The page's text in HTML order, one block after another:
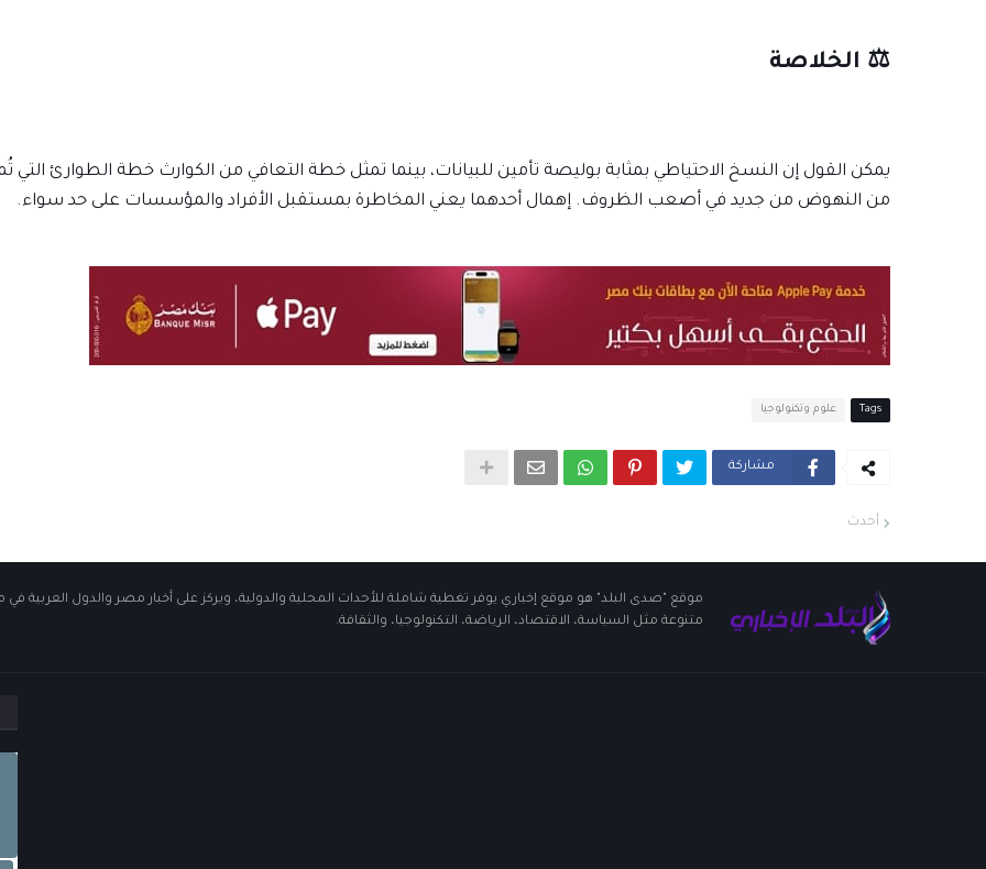
⚖️ الخلاصة
يمكن القول إن النسخ الاحتياطي بمثابة بوليصة تأمين للبيانات، بينما تمثل خطة التعافي من الكوارث خطة الطوارئ التي
من النهوض من جديد في أصعب الظروف. إهمال أحدهما يعني المخاطرة بمستقبل الأفراد والمؤسسات على حد سواء.
Tags علوم وتكنولوجيا
مشاركة
أحدث
موقع "صدى البلد" هو موقع إخباري يوفر تغطية شاملة للأحداث المحلية والدولية، ويركز على أخبار مصر والدول العربية في
متنوعة مثل السياسة، الاقتصاد، الرياضة، التكنولوجيا، والثقافة.